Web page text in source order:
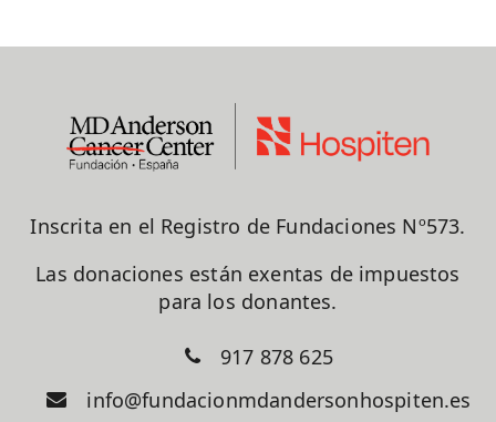
Inscrita en el Registro de Fundaciones Nº573.
Las donaciones están exentas de impuestos
para los donantes.
917 878 625
info@fundacionmdandersonhospiten.es